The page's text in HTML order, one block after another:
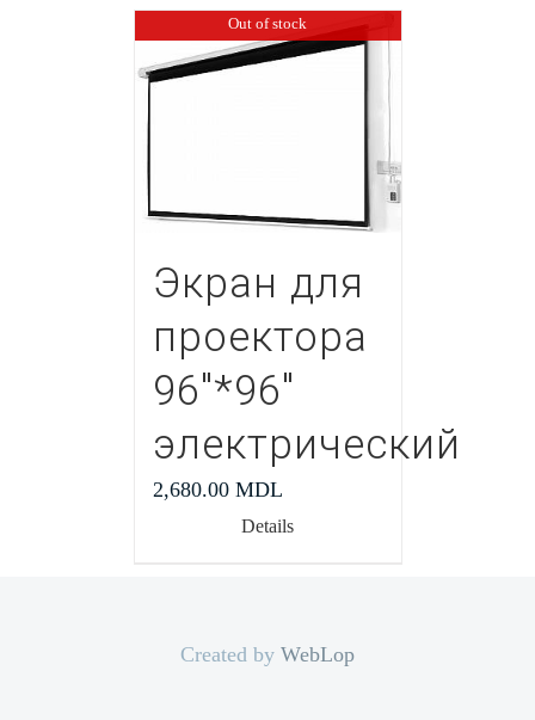
Out of stock
Экран для
проектора
96″*96″
электрический
2,680.00 MDL
Details
Created by WebLop